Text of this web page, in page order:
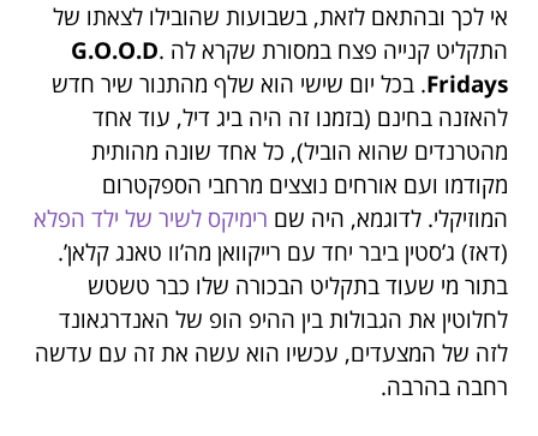
אי לכך ובהתאם לזאת, בשבועות שהובילו לצאתו של
התקליט קנייה פצח במסורת שקרא לה G.O.O.D.
Fridays. בכל יום שישי הוא שלף מהתנור שיר חדש
להאזנה בחינם (בזמנו זה היה ביג דיל, עוד אחד
מהטרנדים שהוא הוביל), כל אחד שונה מהותית
מקודמו ועם אורחים נוצצים מרחבי הספקטרום
המוזיקלי. לדוגמא, היה שם רימיקס לשיר של ילד הפלא
(דאז) ג’סטין ביבר יחד עם רייקוואן מה’וו טאנג קלאן’.
בתור מי שעוד בתקליט הבכורה שלו כבר טשטש
לחלוטין את הגבולות בין ההיפ הופ של האנדרגאונד
לזה של המצעדים, עכשיו הוא עשה את זה עם עדשה
רחבה בהרבה.